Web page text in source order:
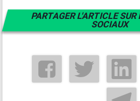
PARTAGER L'ARTICLE SUR
SOCIAUX